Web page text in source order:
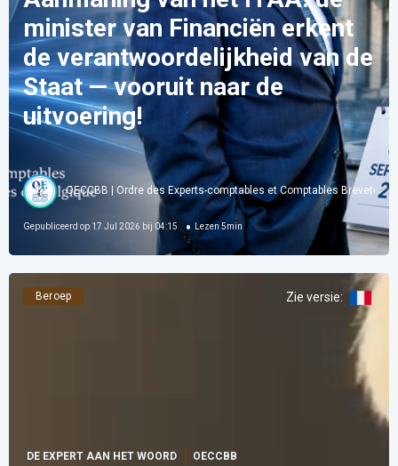
minister van Financiën erkent
de verantwoordelijkheid van de
Staat — vooruit naar de
uitvoering!
OECCBB | Ordre des Experts-comptables et Comptables Brevetés
Gepubliceerd op 17 Jul 2026 bij 04:15 Lezen 5min
Beroep Zie versie:
DE EXPERT AAN HET WOORD OECCBB